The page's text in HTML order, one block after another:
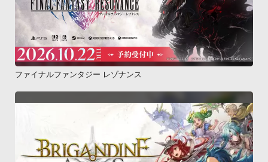
ファイナルファンタジー レゾナンス